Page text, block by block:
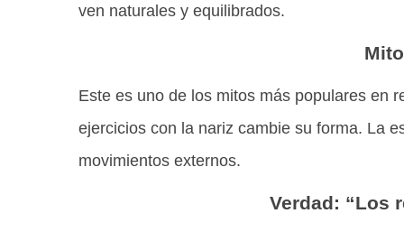
ven naturales y equilibrados.
Este es uno de los mitos más populares en
ejercicios con la nariz cambie su forma. La
movimientos externos.
Verdad: “Los